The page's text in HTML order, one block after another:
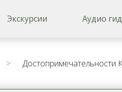
Экскурсии Аудио гид
> Достопримечательности